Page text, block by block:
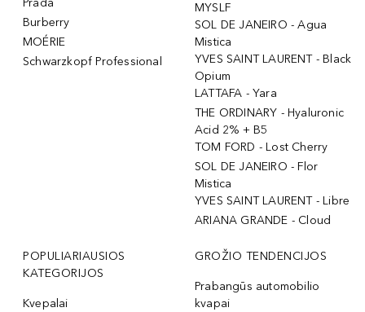
Prada
Burberry
MOÉRIE
Schwarzkopf Professional
MYSLF
SOL DE JANEIRO - Agua
Mistica
YVES SAINT LAURENT - Black
Opium
LATTAFA - Yara
THE ORDINARY - Hyaluronic
Acid 2% + B5
TOM FORD - Lost Cherry
SOL DE JANEIRO - Flor
Mistica
YVES SAINT LAURENT - Libre
ARIANA GRANDE - Cloud
POPULIARIAUSIOS
KATEGORIJOS
Kvepalai
GROŽIO TENDENCIJOS
Prabangūs automobilio
kvapai